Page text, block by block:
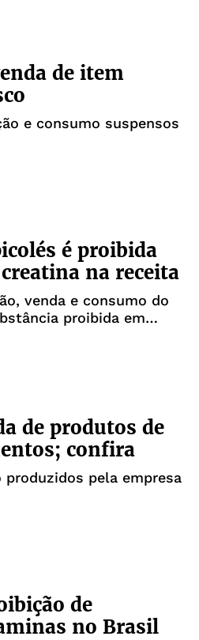
de item
e consumo suspensos
é proibida
na receita
venda e consumo do
proibida em
de produtos de
confira
pela empresa
de
no Brasil